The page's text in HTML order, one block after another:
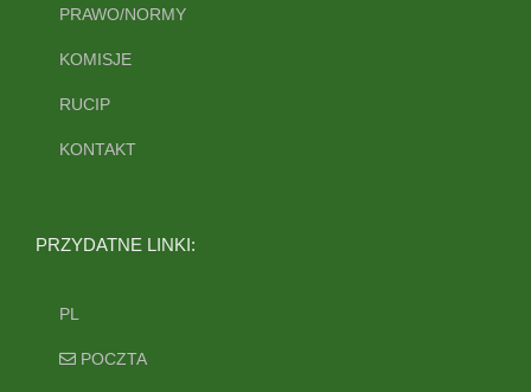
PRAWO/NORMY
KOMISJE
RUCIP
KONTAKT
PRZYDATNE LINKI:
PL
POCZTA